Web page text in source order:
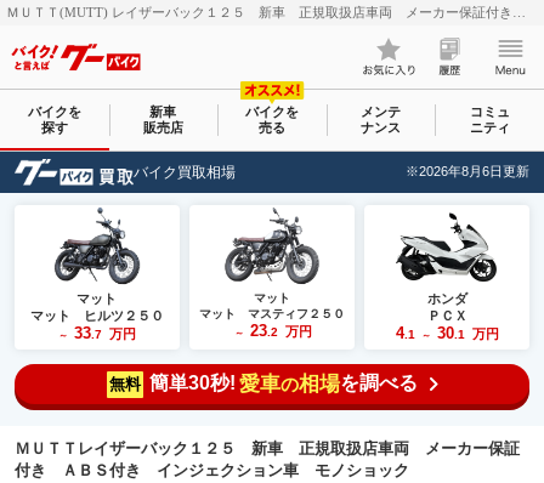
バイクを
探す
新車
販売店
バイクを
売る
メンテ
ナンス
コミュ
ニティ
バイク買取相場 ※2026年8月6日更新
マット
マット ヒルツ２５０
～ 33 .7 万円
マット
マット マスティフ２５０
～ 23.2 万円
ホンダ
ＰＣＸ
4.1 ～ 30.1 万円
無料 簡単30秒! 愛車の相場を調べる
ＭＵＴＴレイザーバック１２５ 新車 正規取扱店車両 メーカー保証
付き ＡＢＳ付き インジェクション車 モノショック